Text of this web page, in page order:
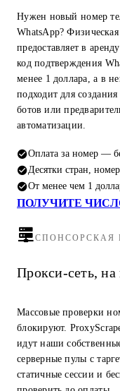
Нужен новый номер
WhatsApp?
предоставляет в
код подтверждения
менее 1 доллара, а в
подходит для
ботов или
автоматизации.
Оплата за номер —
Десятки стран,
От менее чем 1
ПОЛУЧИТЕ
СПОНСОРСКАЯ
Прокси-сеть,
Массовые проверки
блокируют.
идут наши
серверные пулы с
статичные сессии и